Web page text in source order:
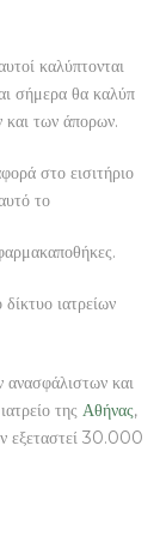
καλύπτονται
σήμερα θα καλύπ
και των άπορων.
στο εισιτήριο
το
ιατρείων
και
της Αθήνας,
εξεταστεί 30.000